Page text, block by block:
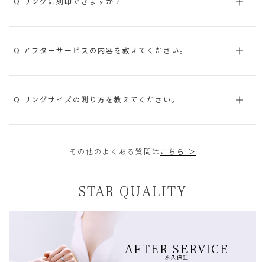
Q.アフターサービスの内容を教えてください。
Q.リングサイズの測り方を教えてください。
その他のよくある質問は こちら ＞
STAR QUALITY
AFTER SERVICE
永久保証